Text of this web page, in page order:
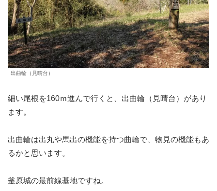
出曲輪（見晴台）
細い尾根を160ｍ進んで行くと、出曲輪（見晴台）があり
ます。
出曲輪は出丸や馬出の機能を持つ曲輪で、物見の機能もあ
るかと思います。
釜原城の最前線基地ですね。